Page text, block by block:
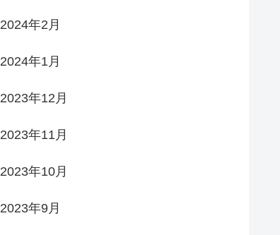
2024年2月
2024年1月
2023年12月
2023年11月
2023年10月
2023年9月